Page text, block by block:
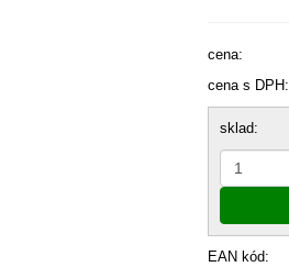
cena:
cena s DPH:
sklad:
EAN kód: